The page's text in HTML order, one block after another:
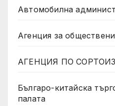
Автомобилна
Агенция за
АГЕНЦИЯ ПО
Българо-китайска
палата